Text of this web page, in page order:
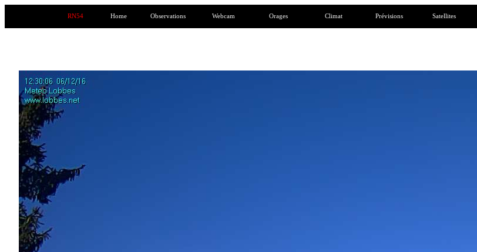
RN54 Home Observations Webcam Orages Climat Prévisions Satellites